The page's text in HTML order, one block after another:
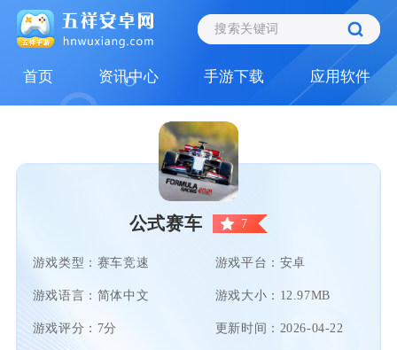
首页 资讯中心 手游下载 应用软件
公式赛车 7
游戏类型：赛车竞速 游戏平台：安卓
游戏语言：简体中文 游戏大小：12.97MB
游戏评分：7分 更新时间：2026-04-22